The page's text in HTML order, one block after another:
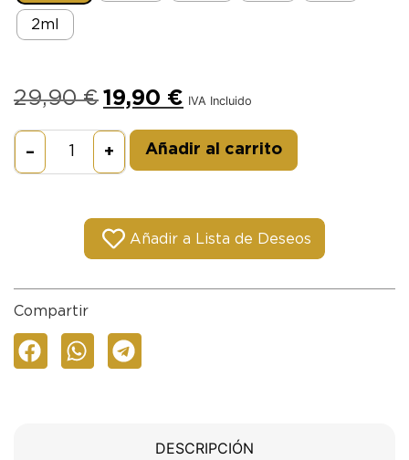
2ml
29,90€ 19,90 € IVA Incluido
– + Añadir al carrito
Añadir a Lista de Deseos
Compartir
DESCRIPCIÓN